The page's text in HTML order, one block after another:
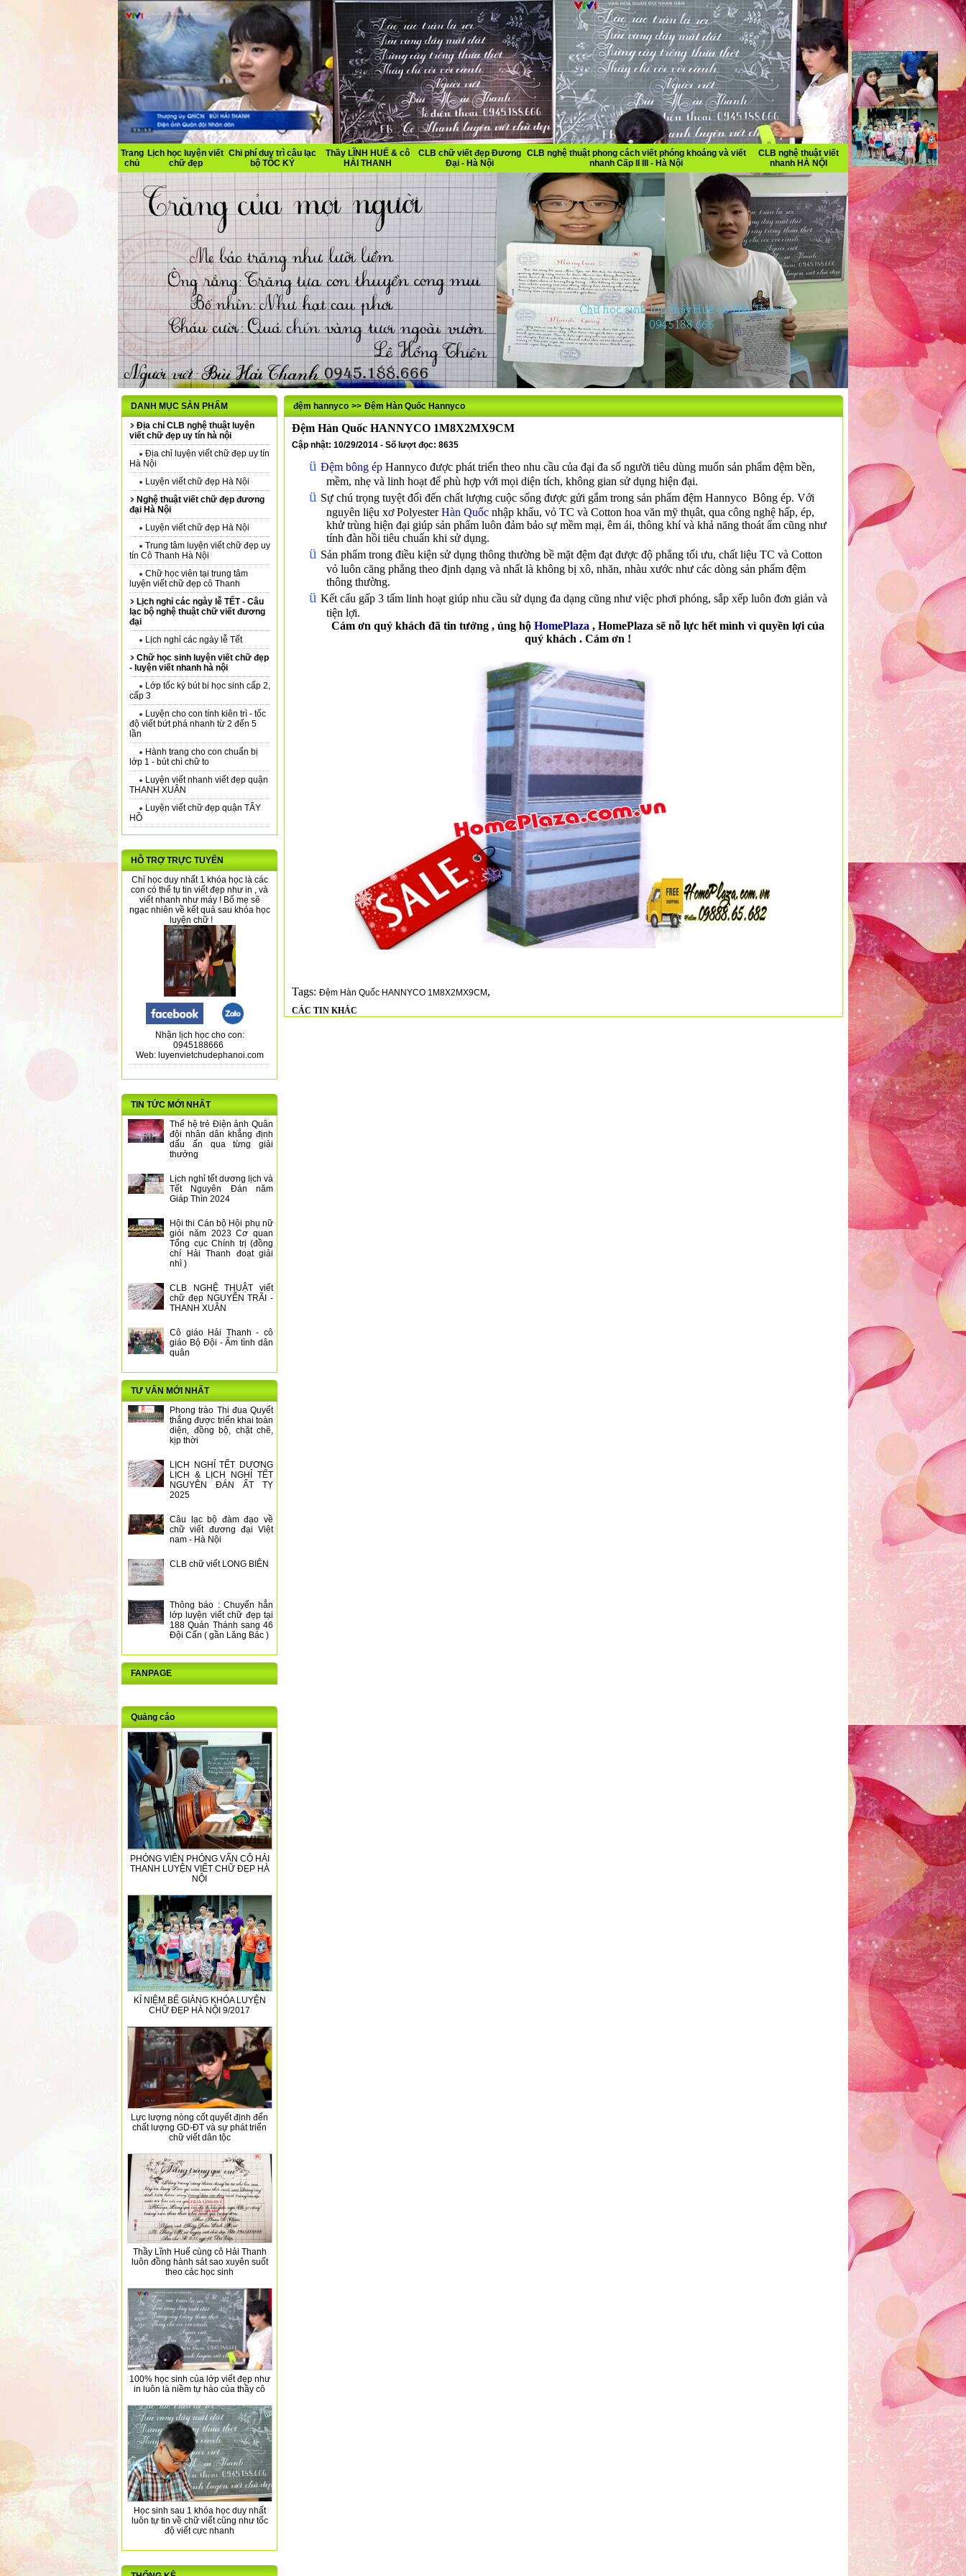
Trang
chủ
Lịch học luyện viết
chữ đẹp
Chi phí duy trì câu lạc
bộ TỐC KÝ
Thầy LĨNH HUẾ & cô
HẢI THANH
CLB chữ viết đẹp Đương
Đại - Hà Nội
CLB nghệ thuật phong cách viết phóng khoáng và viết
nhanh Cấp II III - Hà Nội
CLB nghệ thuật viết
nhanh HÀ NỘI
DANH MỤC SẢN PHẨM
Địa chỉ CLB nghệ thuật luyện
viết chữ đẹp uy tín hà nội
Địa chỉ luyện viết chữ đẹp uy tín
Hà Nội
Luyện viết chữ đẹp Hà Nội
Nghệ thuật viết chữ đẹp đương
đại Hà Nội
Luyện viết chữ đẹp Hà Nội
Trung tâm luyện viết chữ đẹp uy
tín Cô Thanh Hà Nội
Chữ học viên tại trung tâm
luyện viết chữ đẹp cô Thanh
Lịch nghỉ các ngày lễ TẾT - Câu
lạc bộ nghệ thuật chữ viết đương
đại
Lịch nghỉ các ngày lễ Tết
Chữ học sinh luyện viết chữ đẹp
- luyện viết nhanh hà nội
Lớp tốc ký bút bi học sinh cấp 2,
cấp 3
Luyện cho con tính kiên trì - tốc
độ viết bứt phá nhanh từ 2 đến 5
lần
Hành trang cho con chuẩn bị
lớp 1 - bút chì chữ to
Luyện viết nhanh viết đẹp quận
THANH XUÂN
Luyện viết chữ đẹp quận TÂY
HỒ
HỖ TRỢ TRỰC TUYẾN
Chỉ học duy nhất 1 khóa học là các
con có thể tụ tin viết đẹp như in , và
viết nhanh như máy ! Bố mẹ sẽ
ngạc nhiên về kết quả sau khóa học
luyện chữ !
Nhận lịch học cho con:
0945188666
Web: luyenvietchudephanoi.com
TIN TỨC MỚI NHẤT
Thế hệ trẻ Điện ảnh Quân
đội nhân dân khẳng định
dấu ấn qua từng giải
thưởng
Lịch nghỉ tết dương lịch và
Tết Nguyên Đán năm
Giáp Thìn 2024
Hội thi Cán bộ Hội phụ nữ
giỏi năm 2023 Cơ quan
Tổng cục Chính trị (đồng
chí Hải Thanh đoạt giải
nhì )
CLB NGHỆ THUẬT viết
chữ đẹp NGUYỄN TRÃI -
THANH XUÂN
Cô giáo Hải Thanh - cô
giáo Bộ Đội - Ấm tình dân
quân
TƯ VẤN MỚI NHẤT
Phong trào Thi đua Quyết
thắng được triển khai toàn
diện, đồng bộ, chặt chẽ,
kịp thời
LỊCH NGHỈ TẾT DƯƠNG
LỊCH & LỊCH NGHỈ TẾT
NGUYÊN ĐÁN ẤT TỴ
2025
Câu lạc bộ đàm đạo về
chữ viết đương đại Việt
nam - Hà Nội
CLB chữ viết LONG BIÊN
Thông báo : Chuyển hẳn
lớp luyện viết chữ đẹp tại
188 Quán Thánh sang 46
Đội Cấn ( gần Lăng Bác )
FANPAGE
Quảng cáo
PHÓNG VIÊN PHỎNG VẤN CÔ HẢI
THANH LUYỆN VIẾT CHỮ ĐẸP HÀ
NỘI
KỈ NIỆM BẾ GIẢNG KHÓA LUYỆN
CHỮ ĐẸP HÀ NỘI 9/2017
Lực lượng nòng cốt quyết định đến
chất lượng GD-ĐT và sự phát triển
chữ viết dân tộc
Thầy Lĩnh Huế cùng cô Hải Thanh
luôn đồng hành sát sao xuyên suốt
theo các học sinh
100% học sinh của lớp viết đẹp như
in luôn là niềm tự hào của thầy cô
Học sinh sau 1 khóa học duy nhất
luôn tự tin về chữ viết cũng như tốc
độ viết cực nhanh
đệm hannyco >> Đệm Hàn Quốc Hannyco
Đệm Hàn Quốc HANNYCO 1M8X2MX9CM
Cập nhật: 10/29/2014 - Số lượt đọc: 8635
ü Đệm bông épHannyco được phát triển theo nhu cầu của đại đa số người tiêu dùng muốn sản phẩm đệm bền,
mềm, nhẹ và linh hoạt để phù hợp với mọi diện tích, không gian sử dụng hiện đại.
ü Sự chú trọng tuyệt đối đến chất lượng cuộc sống được gửi gắm trong sản phẩm đệm Hannyco Bông ép. Với
nguyên liệu xơ PolyesterHàn Quốcnhập khẩu, vỏ TC và Cotton hoa văn mỹ thụât, qua công nghệ hấp, ép,
khử trùng hiện đại giúp sản phẩm luôn đảm bảo sự mềm mại, êm ái, thông khí và khả năng thoát ẩm cũng như
tính đàn hồi tiêu chuẩn khi sử dụng.
ü Sản phẩm trong điều kiện sử dụng thông thường bề mặt đệm đạt được độ phẳng tối ưu, chất liệu TC và Cotton
vỏ luôn căng phẳng theo định dạng và nhất là không bị xô, nhăn, nhàu xước như các dòng sản phẩm đệm
thông thường.
ü Kết cấu gấp 3 tấm linh hoạt giúp nhu cầu sử dụng đa dạng cũng như việc phơi phóng, sắp xếp luôn đơn giản và
tiện lợi.
Cám ơn quý khách đã tin tưởng , ủng hộHomePlaza , HomePlaza sẽ nỗ lực hết mình vì quyền lợi của
quý khách . Cám ơn !
Tags: Đệm Hàn Quốc HANNYCO 1M8X2MX9CM ,
CÁC TIN KHÁC